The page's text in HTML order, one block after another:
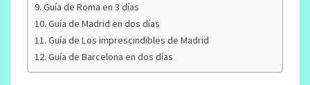
Guía de Roma en 3 días
Guía de Madrid en dos días
Guía de Los imprescindibles de Madrid
Guía de Barcelona en dos días